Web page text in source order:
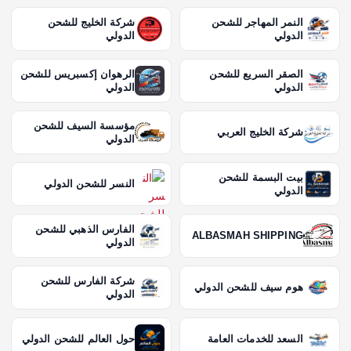
النمر المهاجر للشحن
الدولي
شركة الخليج للشحن
الدولي
الصقر السريع للشحن
الدولي
الرهوان إكسبريس للشحن
الدولي
شركة الخليج العربي
مؤسسة السيف للشحن
الدولي
بيت البسمة للشحن
الدولي
النسر للشحن الدولي
ALBASMAH SHIPPING
الفارس الذهبي للشحن
الدولي
هوم سيف للشحن الدولي
شركة الفارس للشحن
الدولي
السعد للخدمات العامة حول العالم للشحن الدولي